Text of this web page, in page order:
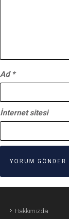
Ad *
İnternet sitesi
Hakkımızda